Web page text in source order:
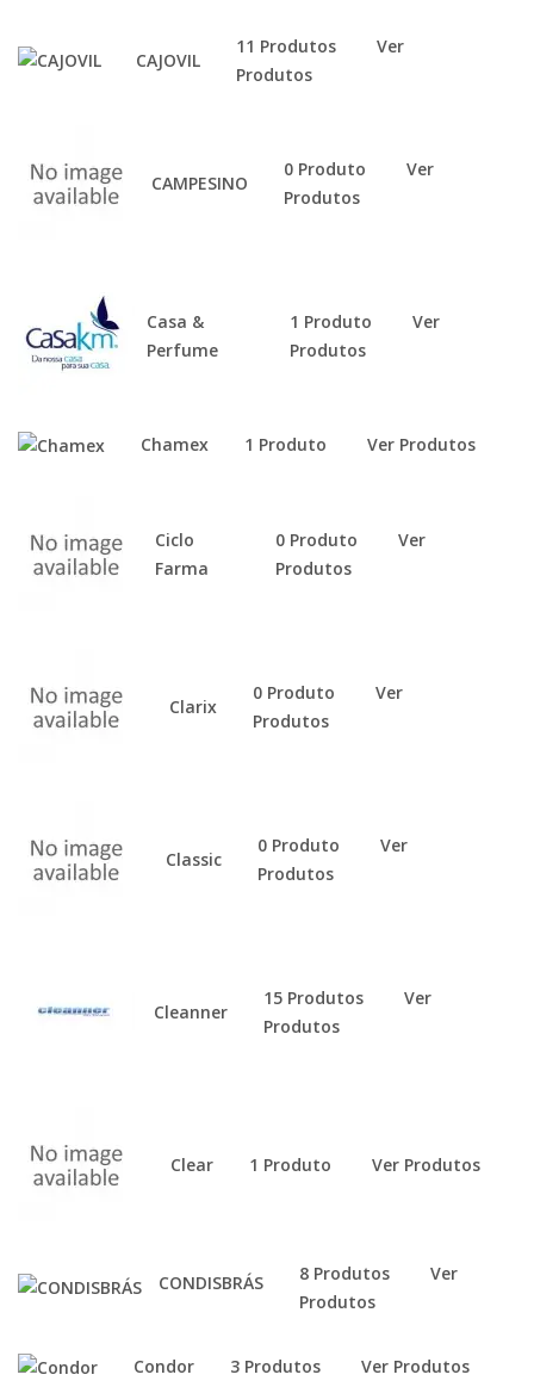
CAJOVIL
11 Produtos
Ver
Produtos
CAMPESINO
0 Produto
Ver
Produtos
Casa &
Perfume
1 Produto
Ver
Produtos
Chamex 1 Produto Ver Produtos
Ciclo
Farma
0 Produto
Ver
Produtos
Clarix
0 Produto
Ver
Produtos
Classic
0 Produto
Ver
Produtos
Cleanner
15 Produtos
Ver
Produtos
Clear 1 Produto Ver Produtos
CONDISBRÁS 8 Produtos
Ver
Produtos
Condor 3 Produtos Ver Produtos